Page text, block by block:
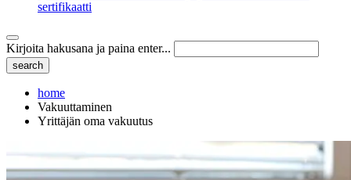
sertifikaatti
Kirjoita hakusana ja paina enter...
home
Vakuuttaminen
Yrittäjän oma vakuutus